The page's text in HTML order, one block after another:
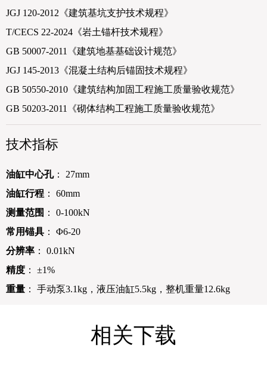
JGJ 120-2012《建筑基坑支护技术规程》
T/CECS 22-2024《岩土锚杆技术规程》
GB 50007-2011《建筑地基基础设计规范》
JGJ 145-2013《混凝土结构后锚固技术规程》
GB 50550-2010《建筑结构加固工程施工质量验收规范》
GB 50203-2011《砌体结构工程施工质量验收规范》
技术指标
油缸中心孔： 27mm
油缸行程 ： 60mm
测量范围 ： 0-100kN
常用锚具 ： Φ6-20
分辨率 ： 0.01kN
精度 ： ±1%
重量 ： 手动泵3.1kg，液压油缸5.5kg，整机重量12.6kg
相关下载